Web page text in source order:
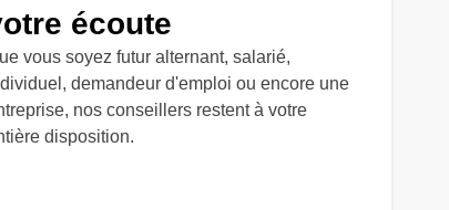
écoute
vous soyez futur alternant, salarié,
demandeur d'emploi ou encore une
nos conseillers restent à votre
disposition.